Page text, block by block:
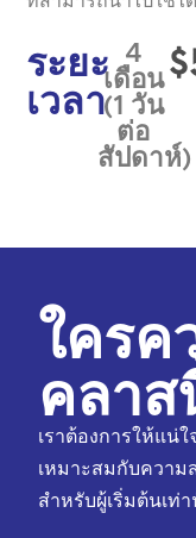
ระยะ
เวลา
4
เดือน
(1 วัน
ต่อ
สัปดาห์)
ใครค
คลาส
เราต้องการให้แน่
เหมาะสมกับความ
สำหรับผู้เริ่มต้นเท่